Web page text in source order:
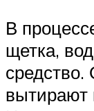
В
щетка,
вытирают